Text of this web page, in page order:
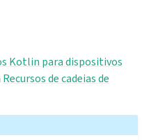
Kotlin para dispositivos
Recursos de cadeias de